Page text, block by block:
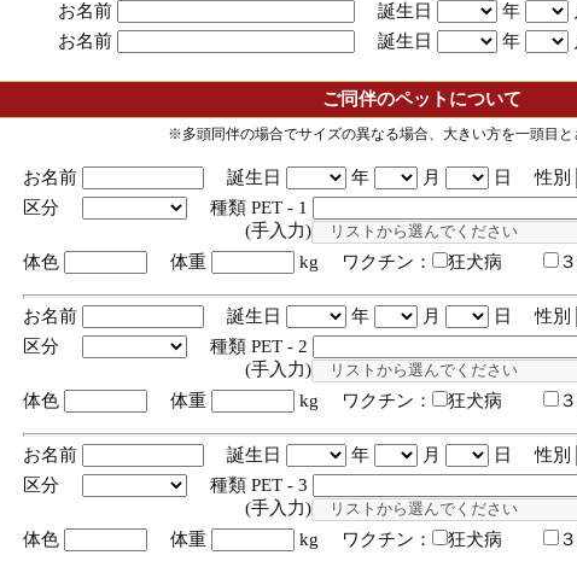
お名前
誕生日 年
お名前
誕生日 年
ご同伴のペットについて
※多頭同伴の場合でサイズの異なる場合、大きい方を一頭目
お名前 誕生日 年 月
日 性別
区分
種類 PET - 1
(手入力)
体色
体重 kg ワクチン： 狂犬病
お名前 誕生日 年 月
日 性別
区分
種類 PET - 2
(手入力)
体色
体重 kg ワクチン： 狂犬病
お名前 誕生日 年 月
日 性別
区分
種類 PET - 3
(手入力)
体色
体重 kg ワクチン： 狂犬病